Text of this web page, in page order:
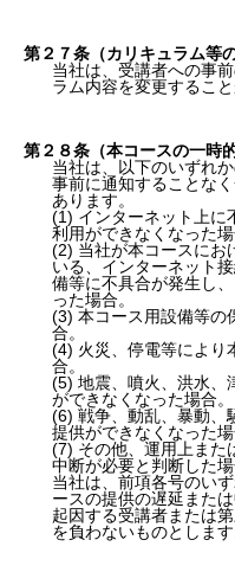
第２７条（カリキュラム等の
当社は、受講者への事
ラム内容を変更すること
第２８条（本コースの一時
当社は、以下のいずれ
事前に通知することな
あります。
(1) インターネット上に
利用ができなくなった場
(2) 当社が本コースにお
いる、インターネット
備等に不具合が発生し
った場合。
(3) 本コース用設備等の
合。
(4) 火災、停電等により
合。
(5) 地震、噴火、洪水、
ができなくなった場合。
(6) 戦争、動乱、暴動、
提供ができなくなった場
(7) その他、運用上また
中断が必要と判断した場
当社は、前項各号のい
ースの提供の遅延また
起因する受講者または
を負わないものとします